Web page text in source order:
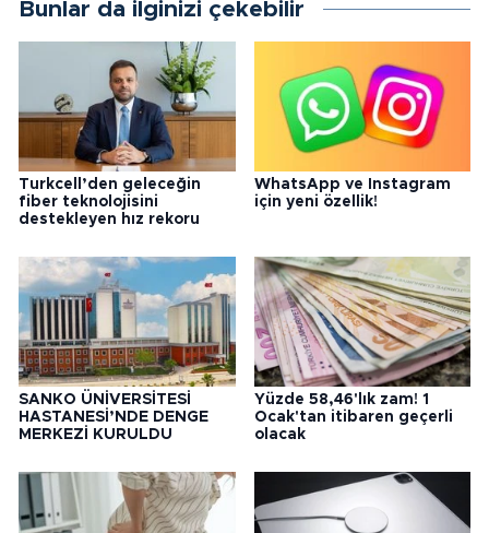
Bunlar da ilginizi çekebilir
Turkcell’den geleceğin
fiber teknolojisini
destekleyen hız rekoru
WhatsApp ve Instagram
için yeni özellik!
SANKO ÜNİVERSİTESİ
HASTANESİ’NDE DENGE
MERKEZİ KURULDU
Yüzde 58,46'lık zam! 1
Ocak'tan itibaren geçerli
olacak